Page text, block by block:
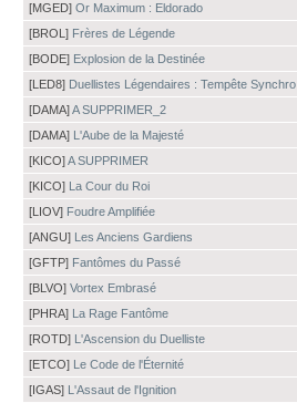
[MGED] Or Maximum : Eldorado
[BROL] Frères de Légende
[BODE] Explosion de la Destinée
[LED8] Duellistes Légendaires : Tempête Synchro
[DAMA]A SUPPRIMER_2
[DAMA] L'Aube de la Majesté
[KICO]A SUPPRIMER
[KICO] La Cour du Roi
[LIOV] Foudre Amplifiée
[ANGU] Les Anciens Gardiens
[GFTP] Fantômes du Passé
[BLVO] Vortex Embrasé
[PHRA] La Rage Fantôme
[ROTD] L'Ascension du Duelliste
[ETCO] Le Code de l'Éternité
[IGAS] L'Assaut de l'Ignition